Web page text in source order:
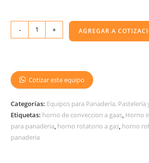
- + AGREGAR A
Cotizar este equipo
Categorías: Equipos para Panadería, Pastelería
Etiquetas: horno de conveccion a gaas Horno
para panaderia horno rotatorio a gas horno
panaderia